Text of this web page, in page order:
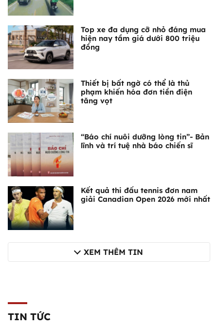
Top xe đa dụng cỡ nhỏ đáng mua
hiện nay tầm giá dưới 800 triệu
đồng
Thiết bị bất ngờ có thể là thủ
phạm khiến hóa đơn tiền điện
tăng vọt
“Báo chí nuôi dưỡng lòng tin”- Bản
lĩnh và trí tuệ nhà báo chiến sĩ
Kết quả thi đấu tennis đơn nam
giải Canadian Open 2026 mới nhất
XEM THÊM TIN
TIN TỨC